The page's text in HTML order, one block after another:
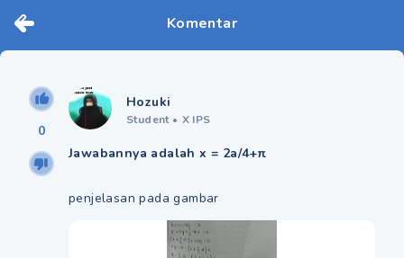
Komentar
0
Hozuki
Student • X IPS
Jawabannya adalah x = 2a/4+π
penjelasan pada gambar